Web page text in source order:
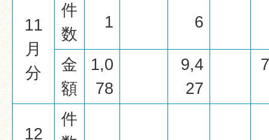
11
月
分
件
数
1 6
金
額
1,0
78
9,4
27
12
件